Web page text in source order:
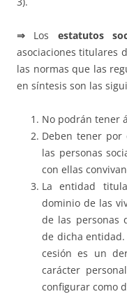
⇒ Los estatutos
asociaciones titulares
las normas que las
en síntesis son las
No podrán tener
Deben tener por
las personas
con ellas
La entidad
dominio de las
de las personas
de dicha
cesión es un
carácter
configurar como